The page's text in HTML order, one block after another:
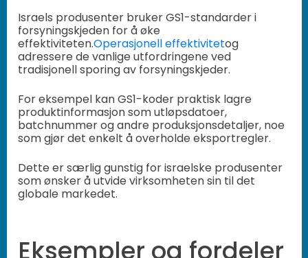
Israels produsenter bruker GS1-standarder i
forsyningskjeden for å øke
effektiviteten.Operasjonell effektivitetog
adressere de vanlige utfordringene ved
tradisjonell sporing av forsyningskjeder.
For eksempel kan GS1-koder praktisk lagre
produktinformasjon som utløpsdatoer,
batchnummer og andre produksjonsdetaljer, noe
som gjør det enkelt å overholde eksportregler.
Dette er særlig gunstig for israelske produsenter
som ønsker å utvide virksomheten sin til det
globale markedet.
Eksempler og fordeler